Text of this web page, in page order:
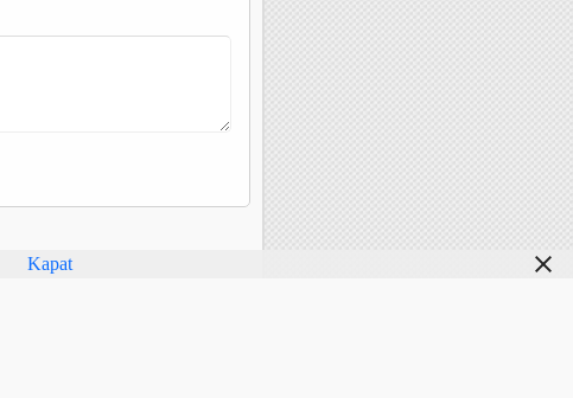
Kapat